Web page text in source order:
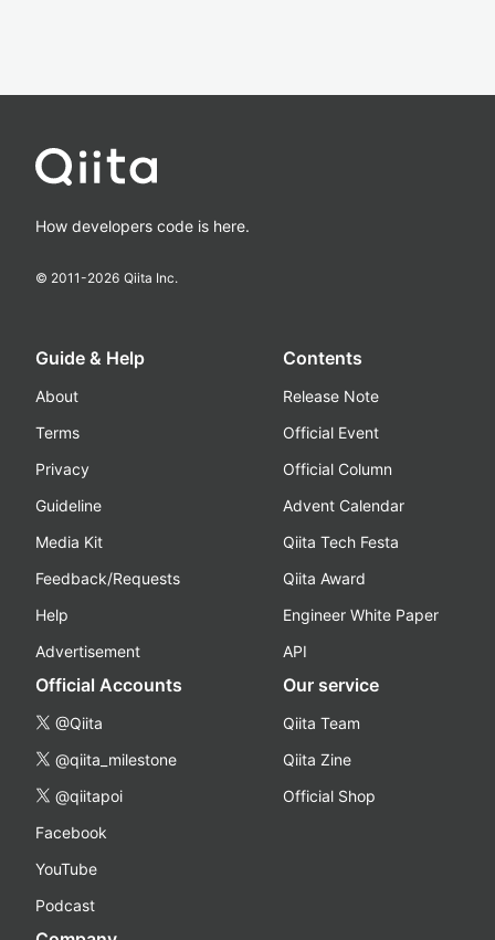
How developers code is here.
© 2011-2026 Qiita Inc.
Guide & Help
About
Terms
Privacy
Guideline
Media Kit
Feedback/Requests
Help
Advertisement
Contents
Release Note
Official Event
Official Column
Advent Calendar
Qiita Tech Festa
Qiita Award
Engineer White Paper
API
Official Accounts
@Qiita
@qiita_milestone
@qiitapoi
Facebook
YouTube
Podcast
Our service
Qiita Team
Qiita Zine
Official Shop